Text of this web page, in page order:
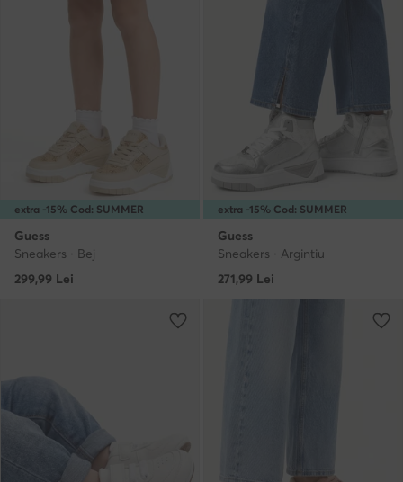
extra -15% Cod: SUMMER
Guess
Sneakers · Bej
299,99 Lei
extra -15% Cod: SUMMER
Guess
Sneakers · Argintiu
271,99 Lei